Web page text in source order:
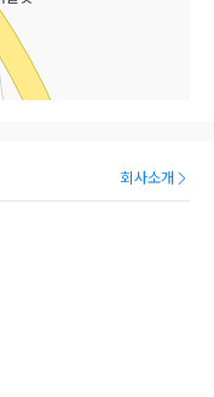
회사소개